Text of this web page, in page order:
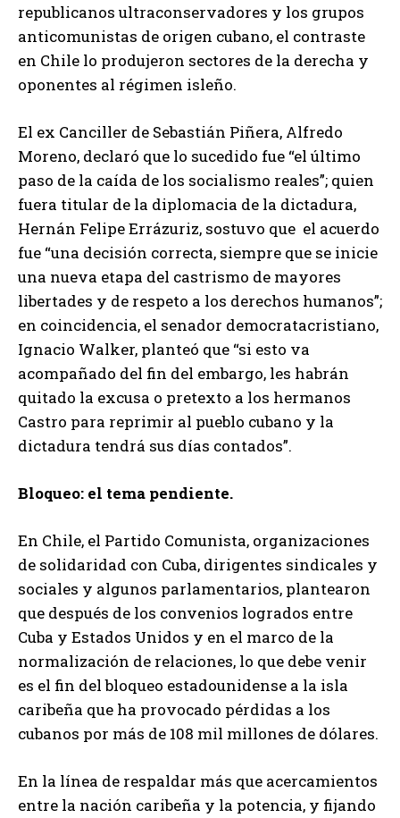
republicanos ultraconservadores y los grupos
anticomunistas de origen cubano, el contraste
en Chile lo produjeron sectores de la derecha y
oponentes al régimen isleño.
El ex Canciller de Sebastián Piñera, Alfredo
Moreno, declaró que lo sucedido fue “el último
paso de la caída de los socialismo reales”; quien
fuera titular de la diplomacia de la dictadura,
Hernán Felipe Errázuriz, sostuvo que el acuerdo
fue “una decisión correcta, siempre que se inicie
una nueva etapa del castrismo de mayores
libertades y de respeto a los derechos humanos”;
en coincidencia, el senador democratacristiano,
Ignacio Walker, planteó que “si esto va
acompañado del fin del embargo, les habrán
quitado la excusa o pretexto a los hermanos
Castro para reprimir al pueblo cubano y la
dictadura tendrá sus días contados”.
Bloqueo: el tema pendiente.
En Chile, el Partido Comunista, organizaciones
de solidaridad con Cuba, dirigentes sindicales y
sociales y algunos parlamentarios, plantearon
que después de los convenios logrados entre
Cuba y Estados Unidos y en el marco de la
normalización de relaciones, lo que debe venir
es el fin del bloqueo estadounidense a la isla
caribeña que ha provocado pérdidas a los
cubanos por más de 108 mil millones de dólares.
En la línea de respaldar más que acercamientos
entre la nación caribeña y la potencia, y fijando